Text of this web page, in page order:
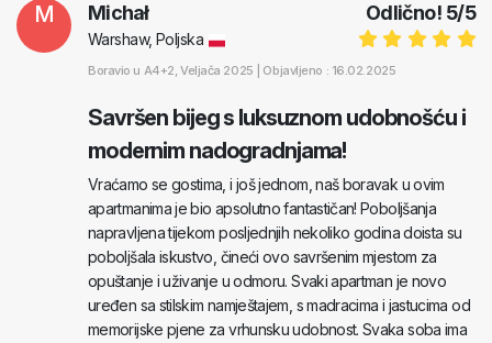
M Odlično! 5/5
Michał
Warshaw, Poljska
Boravio u A4+2, Veljača 2025 | Objavljeno : 16.02.2025
Savršen bijeg s luksuznom udobnošću i
modernim nadogradnjama!
Vraćamo se gostima, i još jednom, naš boravak u ovim
apartmanima je bio apsolutno fantastičan! Poboljšanja
napravljena tijekom posljednjih nekoliko godina doista su
poboljšala iskustvo, čineći ovo savršenim mjestom za
opuštanje i uživanje u odmoru. Svaki apartman je novo
uređen sa stilskim namještajem, s madracima i jastucima od
memorijske pjene za vrhunsku udobnost. Svaka soba ima